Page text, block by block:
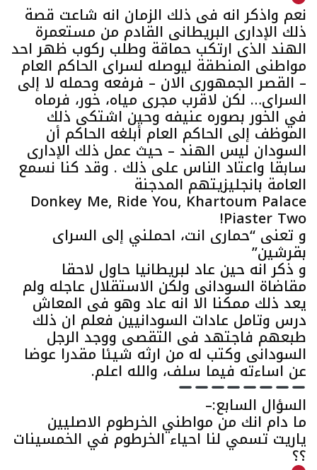
نعم واذكر انه فى ذلك الزمان انه شاعت قصة
ذلك الإدارى البريطانى القادم من مستعمرة
الهند الذى ارتكب حماقة وطلب ركوب ظهر احد
مواطنى المنطقة ليوصله لسراى الحاكم العام
– القصر الجمهورى الان – فرفعه وحمله لا إلى
السراى… لكن لاقرب مجرى مياه، خور، فرماه
في الخور بصوره عنيفه وحين اشتكى ذلك
الموظف إلى الحاكم العام أبلغه الحاكم أن
السودان ليس الهند – حيث عمل ذلك الإدارى
سابقا واعتاد الناس على ذلك . وقد كنا نسمع
العامة بانجليزيتهم المدجنة
Donkey Me, Ride You, Khartoum Palace
Piaster Two!
و تعنى “حمارى انت، احملني إلى السراى
بقرشين”
و ذكر انه حين عاد لبريطانيا حاول لاحقا
مقاضاة السودانى ولكن الاستقلال عاجله ولم
يعد ذلك ممكنا الا انه عاد وهو فى المعاش
درس وتامل عادات السودانيين فعلم ان ذلك
طبعهم فاجتهد فى التقصى ووجد الرجل
السودانى وكتب له من ارثه شيئا مقدرا عوضا
عن اساءته فيما سلف، والله اعلم.
السؤال السابع:–
ما دام انك من مواطني الخرطوم الاصليين
ياريت تسمي لنا احياء الخرطوم في الخمسينات
؟؟